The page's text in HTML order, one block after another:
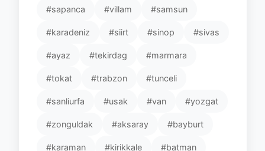
#sapanca #villam #samsun
#karadeniz #siirt #sinop #sivas
#ayaz #tekirdag #marmara
#tokat #trabzon #tunceli
#sanliurfa #usak #van #yozgat
#zonguldak #aksaray #bayburt
#karaman #kirikkale #batman